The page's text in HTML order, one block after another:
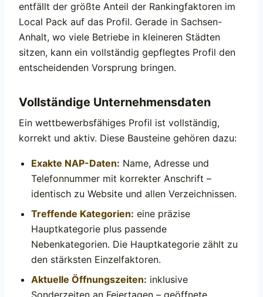
entfällt der größte Anteil der Rankingfaktoren im
Local Pack auf das Profil. Gerade in Sachsen-
Anhalt, wo viele Betriebe in kleineren Städten
sitzen, kann ein vollständig gepflegtes Profil den
entscheidenden Vorsprung bringen.
Vollständige Unternehmensdaten
Ein wettbewerbsfähiges Profil ist vollständig,
korrekt und aktiv. Diese Bausteine gehören dazu:
Exakte NAP-Daten: Name, Adresse und
Telefonnummer mit korrekter Anschrift –
identisch zu Website und allen Verzeichnissen.
Treffende Kategorien: eine präzise
Hauptkategorie plus passende
Nebenkategorien. Die Hauptkategorie zählt zu
den stärksten Einzelfaktoren.
Aktuelle Öffnungszeiten: inklusive
Sonderzeiten an Feiertagen – geöffnete